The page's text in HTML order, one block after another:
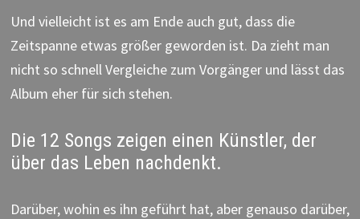
Und vielleicht ist es am Ende auch gut, dass die
Zeitspanne etwas größer geworden ist. Da zieht man
nicht so schnell Vergleiche zum Vorgänger und lässt das
Album eher für sich stehen.
Die 12 Songs zeigen einen Künstler, der
über das Leben nachdenkt.
Darüber, wohin es ihn geführt hat, aber genauso darüber,